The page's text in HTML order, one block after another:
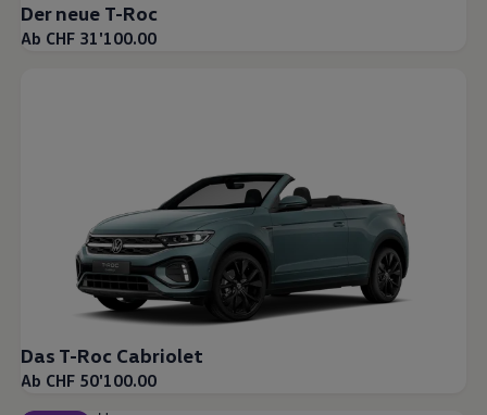
Der neue T-Roc
Ab CHF 31'100.00
Das T-Roc Cabriolet
Ab CHF 50'100.00